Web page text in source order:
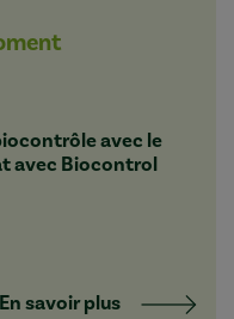
avec le
avec Biocontrol
En savoir plus